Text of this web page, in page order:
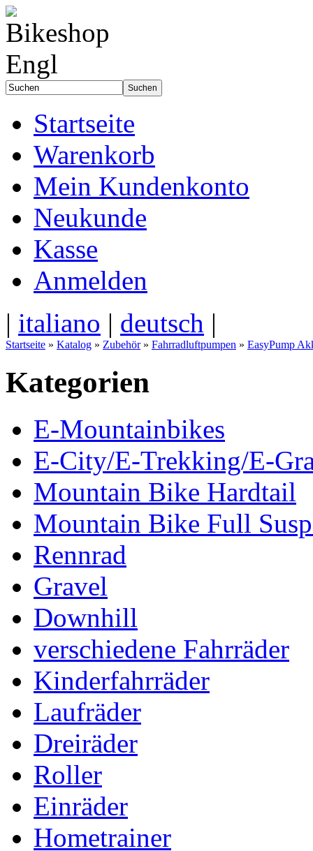
Startseite
Warenkorb
Mein Kundenkonto
Neukunde
Kasse
Anmelden
| italiano | deutsch |
Startseite » Katalog » Zubehör» Fahrradluftpumpen » EasyPump
Kategorien
E-Mountainbikes
E-City/E-Trekking/E-
Mountain Bike Hardtail
Mountain Bike Full
Rennrad
Gravel
Downhill
verschiedene Fahrräder
Kinderfahrräder
Laufräder
Dreiräder
Roller
Einräder
Hometrainer